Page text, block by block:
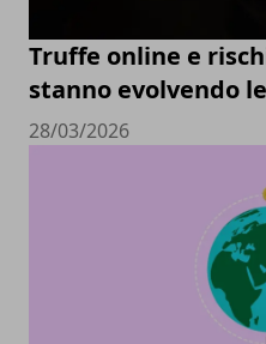
Truffe online e
stanno evolvendo
28/03/2026